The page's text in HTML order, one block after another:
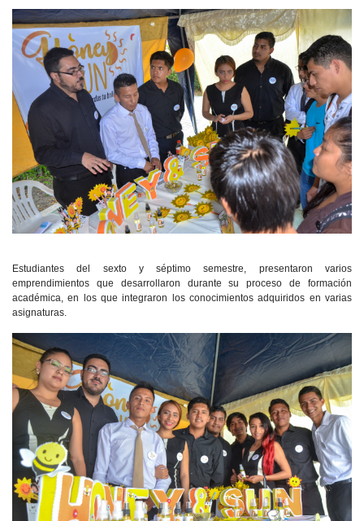
Estudiantes del sexto y séptimo semestre, presentaron varios
emprendimientos que desarrollaron durante su proceso de formación
académica, en los que integraron los conocimientos adquiridos en varias
asignaturas.